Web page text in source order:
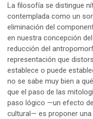
La filosofía se distingue
contemplada como un
eliminación del
en nuestra concepción
reducción del
representación que
establece o puede
no se sabe muy bien a
que el paso de las
paso lógico —un efecto
cultural— es proponer